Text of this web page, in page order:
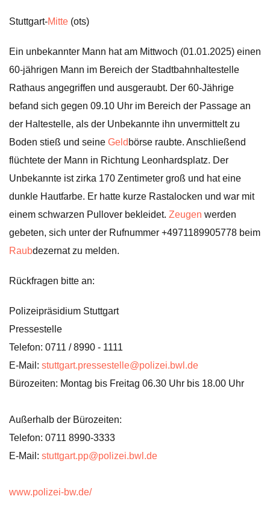
Stuttgart-Mitte (ots)
Ein unbekannter Mann hat am Mittwoch (01.01.2025) einen
60-jährigen Mann im Bereich der Stadtbahnhaltestelle
Rathaus angegriffen und ausgeraubt. Der 60-Jährige
befand sich gegen 09.10 Uhr im Bereich der Passage an
der Haltestelle, als der Unbekannte ihn unvermittelt zu
Boden stieß und seine Geld börse raubte. Anschließend
flüchtete der Mann in Richtung Leonhardsplatz. Der
Unbekannte ist zirka 170 Zentimeter groß und hat eine
dunkle Hautfarbe. Er hatte kurze Rastalocken und war mit
einem schwarzen Pullover bekleidet. Zeugen werden
gebeten, sich unter der Rufnummer +4971189905778 beim
Raubdezernat zu melden.
Rückfragen bitte an:
Polizeipräsidium Stuttgart
Pressestelle
Telefon: 0711 / 8990 - 1111
E-Mail: stuttgart.pressestelle@polizei.bwl.de
Bürozeiten: Montag bis Freitag 06.30 Uhr bis 18.00 Uhr
Außerhalb der Bürozeiten:
Telefon: 0711 8990-3333
E-Mail: stuttgart.pp@polizei.bwl.de
www.polizei-bw.de/